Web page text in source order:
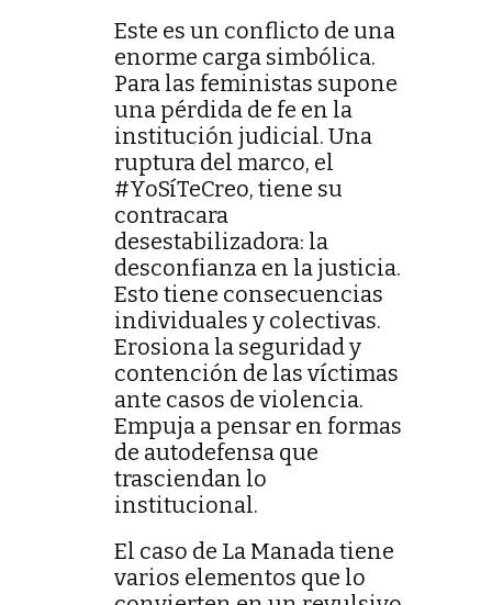
Este es un conflicto de una
enorme carga simbólica.
Para las feministas supone
una pérdida de fe en la
institución judicial. Una
ruptura del marco, el
#YoSíTeCreo, tiene su
contracara
desestabilizadora: la
desconfianza en la justicia.
Esto tiene consecuencias
individuales y colectivas.
Erosiona la seguridad y
contención de las víctimas
ante casos de violencia.
Empuja a pensar en formas
de autodefensa que
trasciendan lo
institucional.
El caso de La Manada tiene
varios elementos que lo